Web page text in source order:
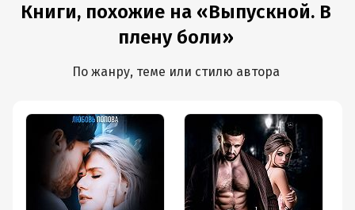
Книги, похожие на «Выпускной. В
плену боли»
По жанру, теме или стилю автора